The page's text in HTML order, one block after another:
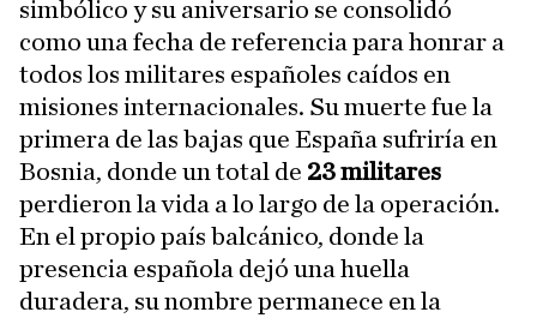
simbólico y su aniversario se consolidó
como una fecha de referencia para honrar a
todos los militares españoles caídos en
misiones internacionales. Su muerte fue la
primera de las bajas que España sufriría en
Bosnia, donde un total de 23 militares
perdieron la vida a lo largo de la operación.
En el propio país balcánico, donde la
presencia española dejó una huella
duradera, su nombre permanece en la